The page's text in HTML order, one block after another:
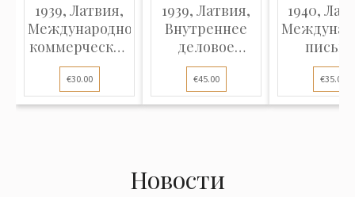
1939, Латвия,
Международное
коммерческое
письмо,
отправленное
из Риги в
€30.00
1939, Латвия,
Внутреннее
деловое
письмо,
отправленное
с Рижского
Добеле
€45.00
1940,
из
€35.00
Новости